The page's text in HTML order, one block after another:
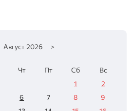
Август 2026 >
Чт Пт Сб
Вс
1
2
6 7 8
9